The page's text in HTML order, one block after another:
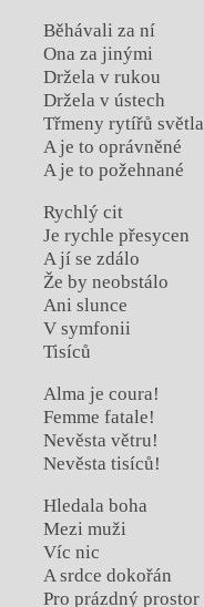
Běhávali za ní
Ona za jinými
Držela v rukou
Držela v ústech
Třmeny rytířů světla
A je to oprávněné
A je to požehnané
Rychlý cit
Je rychle přesycen
A jí se zdálo
Že by neobstálo
Ani slunce
V symfonii
Tisíců
Alma je coura!
Femme fatale!
Nevěsta větru!
Nevěsta tisíců!
Hledala boha
Mezi muži
Víc nic
A srdce dokořán
Pro prázdný prostor